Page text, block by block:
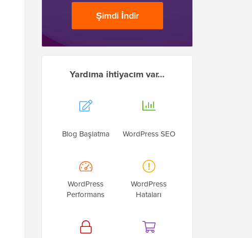
Şimdi İndir
Yardıma ihtiyacım var…
Blog Başlatma WordPress SEO
WordPress
Performans
WordPress
Hataları